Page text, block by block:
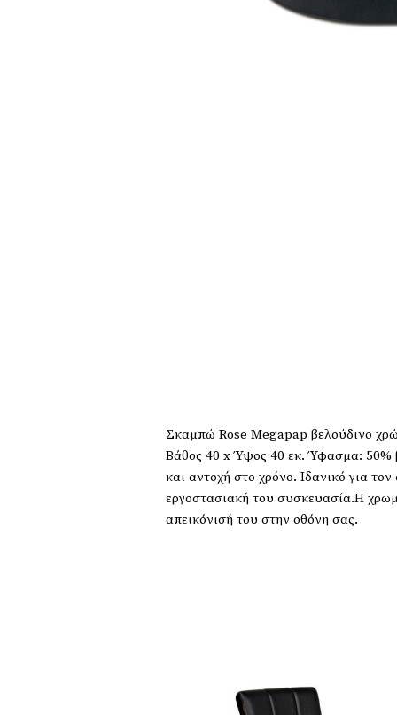
Σκαμπώ Rose Megapap βελούδινο
Βάθος 40 x Ύψος 40 εκ. Ύφασμα: 50%
και αντοχή στο χρόνο. Ιδανικό για
εργοστασιακή του συσκευασία.Η
απεικόνισή του στην οθόνη σας.